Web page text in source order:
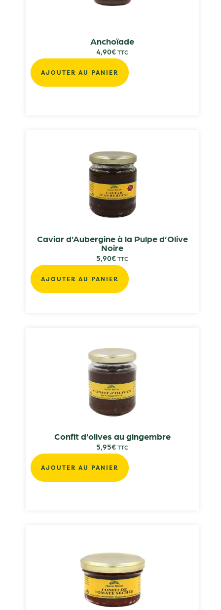
Anchoïade
4,90€ TTC
AJOUTER AU PANIER
Caviar d’Aubergine à la Pulpe d’Olive
Noire
5,90€ TTC
AJOUTER AU PANIER
Confit d’olives au gingembre
5,95€ TTC
AJOUTER AU PANIER